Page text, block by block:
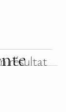
résultat